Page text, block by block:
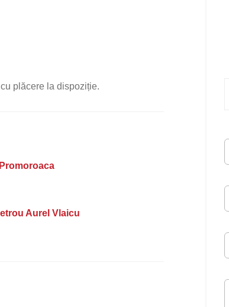
plăcere la dispoziție.
Aurel Vlaicu